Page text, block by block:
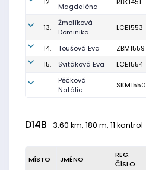
Magdaléna
13.
Žmolíková
Dominika
LCE1553
14. Toušová Eva ZBM1559
15.
Svitáková Eva LCE1554
Pěčková
Natálie
SKM1550
D14B 3.60 km, 180 m, 11 kontrol
MÍSTO JMÉNO
REG.
ČÍSLO